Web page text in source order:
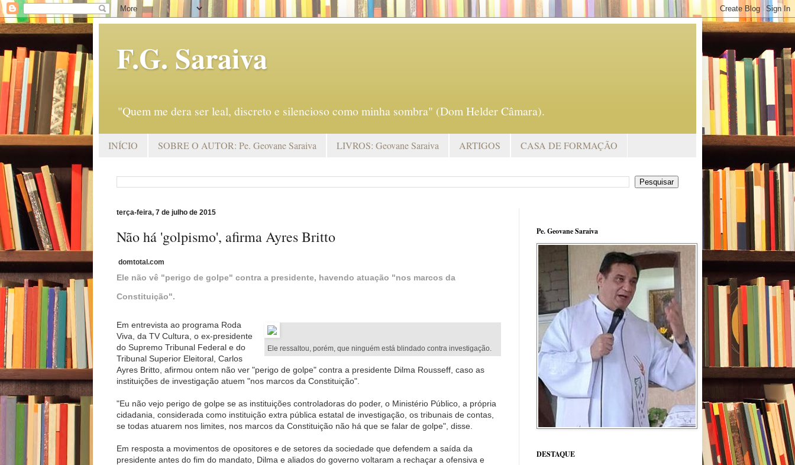
F.G. Saraiva
"Quem me dera ser leal, discreto e silencioso como minha sombra" (Dom Helder Câmara).
INÍCIO SOBRE O AUTOR: Pe. Geovane Saraiva LIVROS: Geovane Saraiva ARTIGOS CASA DE FORMAÇÃO
terça-feira, 7 de julho de 2015
Não há 'golpismo', afirma Ayres Britto
domtotal.com
Ele não vê "perigo de golpe" contra a presidente, havendo atuação "nos marcos da
Constituição".
Ele ressaltou, porém, que ninguém está blindado contra investigação.
Em entrevista ao programa Roda
Viva, da TV Cultura, o ex-presidente
do Supremo Tribunal Federal e do
Tribunal Superior Eleitoral, Carlos
Ayres Britto, afirmou ontem não ver "perigo de golpe" contra a presidente Dilma Rousseff, caso as
instituições de investigação atuem "nos marcos da Constituição".
"Eu não vejo perigo de golpe se as instituições controladoras do poder, o Ministério Público, a própria
cidadania, considerada como instituição extra pública estatal de investigação, os tribunais de contas,
se todas atuarem nos limites, nos marcos da Constituição não há que se falar de golpe", disse.
Em resposta a movimentos de opositores e de setores da sociedade que defendem a saída da
presidente antes do fim do mandato, Dilma e aliados do governo voltaram a rechaçar a ofensiva e
Pe. Geovane Saraiva
DESTAQUE